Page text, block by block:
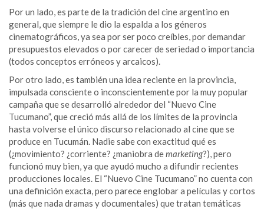
Por un lado, es parte de la tradición del cine argentino en
general, que siempre le dio la espalda a los géneros
cinematográficos, ya sea por ser poco creíbles, por demandar
presupuestos elevados o por carecer de seriedad o importancia
(todos conceptos erróneos y arcaicos).
Por otro lado, es también una idea reciente en la provincia,
impulsada consciente o inconscientemente por la muy popular
campaña que se desarrolló alrededor del “Nuevo Cine
Tucumano”, que creció más allá de los límites de la provincia
hasta volverse el único discurso relacionado al cine que se
produce en Tucumán. Nadie sabe con exactitud qué es
(¿movimiento? ¿corriente? ¿maniobra demarketing?), pero
funcionó muy bien, ya que ayudó mucho a difundir recientes
producciones locales. El “Nuevo Cine Tucumano” no cuenta con
una definición exacta, pero parece englobar a películas y cortos
(más que nada dramas y documentales) que tratan temáticas